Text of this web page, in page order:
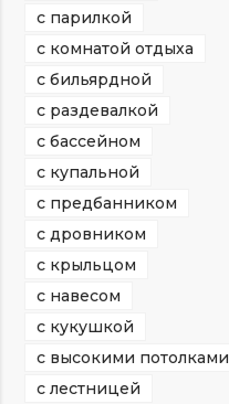
с парилкой
с комнатой отдыха
с бильярдной
с раздевалкой
с бассейном
с купальной
с предбанником
с дровником
с крыльцом
с навесом
с кукушкой
с высокими потолками
с лестницей